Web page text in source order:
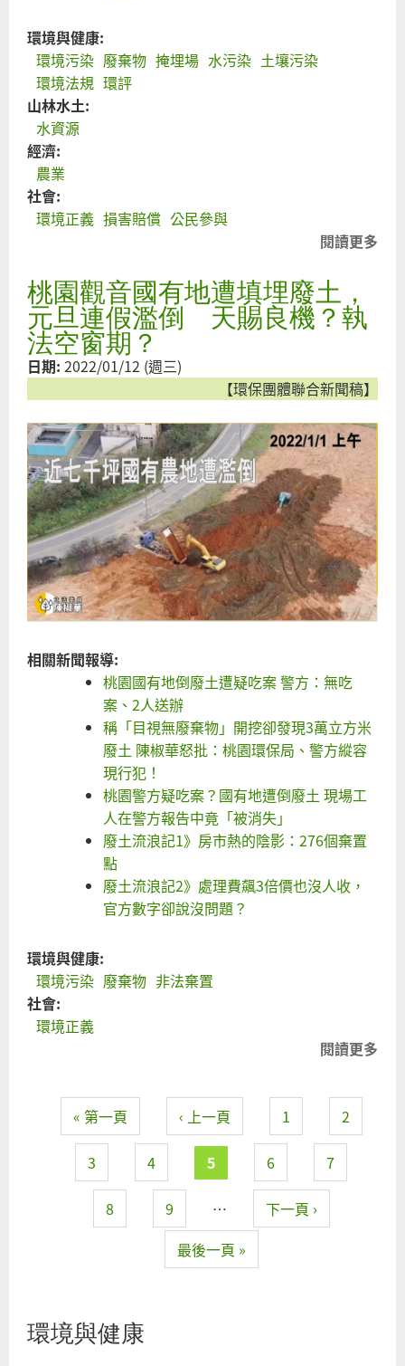
環境與健康:
環境污染 廢棄物 掩埋場 水污染 土壤污染
環境法規 環評
山林水土:
水資源
經濟:
農業
社會:
環境正義 損害賠償 公民參與
閱讀更多
桃園觀音國有地遭填埋廢土，
元旦連假濫倒 天賜良機？執
法空窗期？
日期: 2022/01/12 (週三)
【環保團體聯合新聞稿】
相關新聞報導:
桃園國有地倒廢土遭疑吃案 警方：無吃
案、2人送辦
稱「目視無廢棄物」開挖卻發現3萬立方米
廢土 陳椒華怒批：桃園環保局、警方縱容
現行犯！
桃園警方疑吃案？國有地遭倒廢土 現場工
人在警方報告中竟「被消失」
廢土流浪記1》房市熱的陰影：276個棄置
點
廢土流浪記2》處理費飆3倍價也沒人收，
官方數字卻說沒問題？
環境與健康:
環境污染 廢棄物 非法棄置
社會:
環境正義
閱讀更多
頁面« 第一頁 ‹ 上一頁 1 2
3 4 5 6 7
8 9 …
下一頁 ›
最後一頁 »
環境與健康